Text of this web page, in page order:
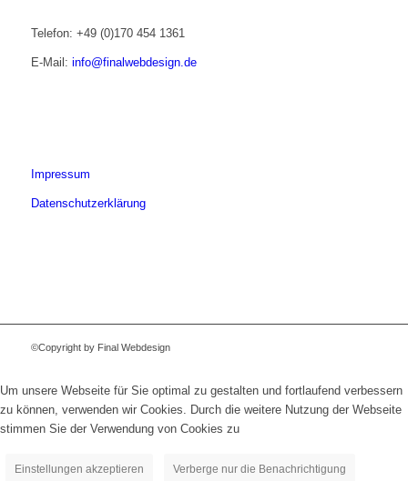
Telefon: +49 (0)170 454 1361
E-Mail: info@finalwebdesign.de
Impressum
Datenschutzerklärung
©Copyright by Final Webdesign
Um unsere Webseite für Sie optimal zu gestalten und fortlaufend verbessern
zu können, verwenden wir Cookies. Durch die weitere Nutzung der Webseite
stimmen Sie der Verwendung von Cookies zu
Einstellungen akzeptieren Verberge nur die Benachrichtigung